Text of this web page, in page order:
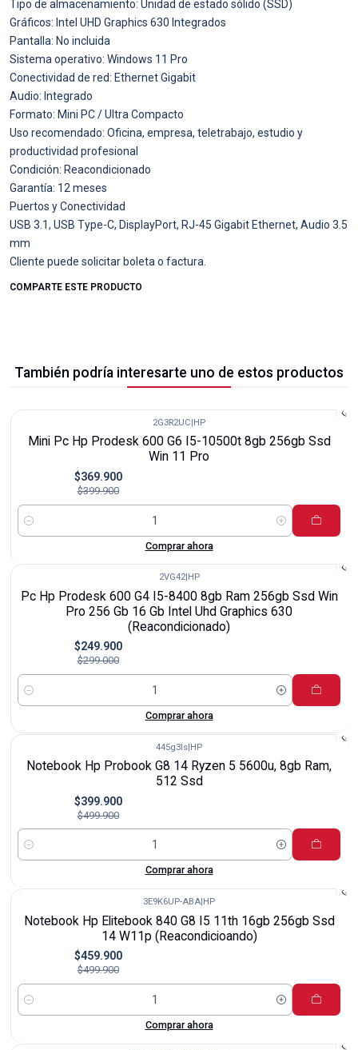
Tipo de almacenamiento: Unidad de estado sólido (SSD)
Gráficos: Intel UHD Graphics 630 Integrados
Pantalla: No incluida
Sistema operativo: Windows 11 Pro
Conectividad de red: Ethernet Gigabit
Audio: Integrado
Formato: Mini PC / Ultra Compacto
Uso recomendado: Oficina, empresa, teletrabajo, estudio y
productividad profesional
Condición: Reacondicionado
Garantía: 12 meses
Puertos y Conectividad
USB 3.1, USB Type-C, DisplayPort, RJ-45 Gigabit Ethernet, Audio 3.5
mm
Cliente puede solicitar boleta o factura.
COMPARTE ESTE PRODUCTO
También podría interesarte uno de estos productos
2G3R2UC|HP
Mini Pc Hp Prodesk 600 G6 I5-10500t 8gb 256gb Ssd
Win 11 Pro
$369.900
$399.900
Cantidad
Comprar ahora
2VG42| HP
Pc Hp Prodesk 600 G4 I5-8400 8gb Ram 256gb Ssd Win
Pro 256 Gb 16 Gb Intel Uhd Graphics 630
(Reacondicionado)
$249.900
$299.000
Cantidad
Comprar ahora
445g3ls|HP
Notebook Hp Probook G8 14 Ryzen 5 5600u, 8gb Ram,
512 Ssd
$399.900
$499.900
Cantidad
Comprar ahora
3E9K6UP-ABA HP
Notebook Hp Elitebook 840 G8 I5 11th 16gb 256gb Ssd
14 W11p (Reacondicioando)
$459.900
$499.900
Cantidad
Comprar ahora